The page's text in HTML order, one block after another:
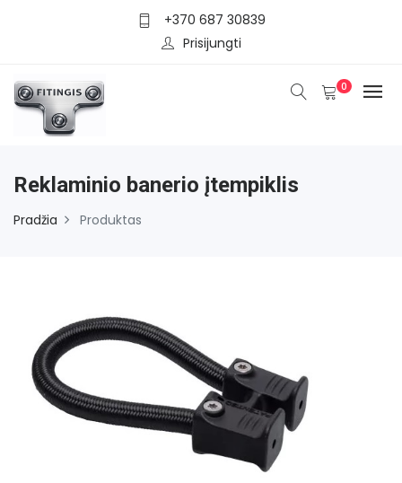
+370 687 30839
Prisijungti
0
Reklaminio banerio įtempiklis
Pradžia Produktas